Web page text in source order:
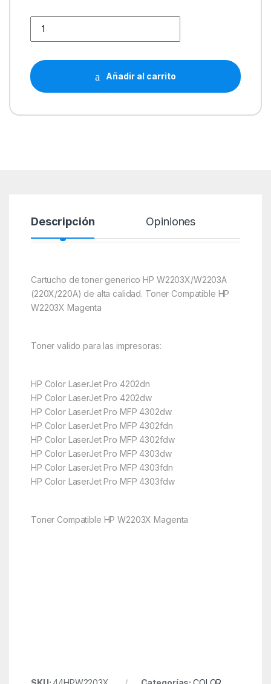
Añadir al carrito
Descripción Opiniones
Cartucho de toner generico HP W2203X/W2203A
(220X/220A) de alta calidad. Toner Compatible HP
W2203X Magenta
Toner valido para las impresoras:
HP Color LaserJet Pro 4202dn
HP Color LaserJet Pro 4202dw
HP Color LaserJet Pro MFP 4302dw
HP Color LaserJet Pro MFP 4302fdn
HP Color LaserJet Pro MFP 4302fdw
HP Color LaserJet Pro MFP 4303dw
HP Color LaserJet Pro MFP 4303fdn
HP Color LaserJet Pro MFP 4303fdw
Toner Compatible HP W2203X Magenta